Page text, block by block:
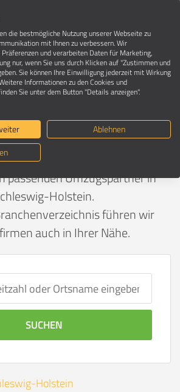
in Schleswig-
Holstein
von umzuege.de - Ihre
seit 1997
passenden Umzugspartner in
Holstein.
führen wir
auch in Ihrer Nähe.
SUCHEN
Holstein
die bestmögliche Nutzung unserer Webseite zu
mit Ihnen zu verbessern. Wir
und verarbeiten Daten für Marketing,
nur, wenn Sie uns durch Klicken auf "Zustimmen und
Sie können Ihre Einwilligung jederzeit mit Wirkung
Informationen zu den Cookies und
Sie unter dem Button "Details anzeigen".
Ablehnen